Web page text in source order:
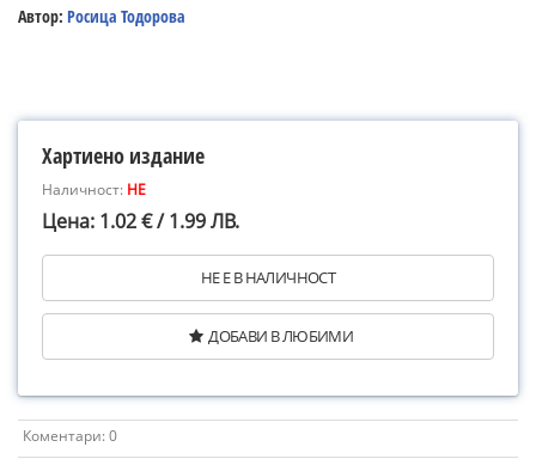
Автор: Росица Тодорова
Хартиено издание
Наличност: НЕ
Цена: 1.02 € / 1.99 ЛВ.
НЕ Е В НАЛИЧНОСТ
ДОБАВИ В ЛЮБИМИ
Коментари: 0